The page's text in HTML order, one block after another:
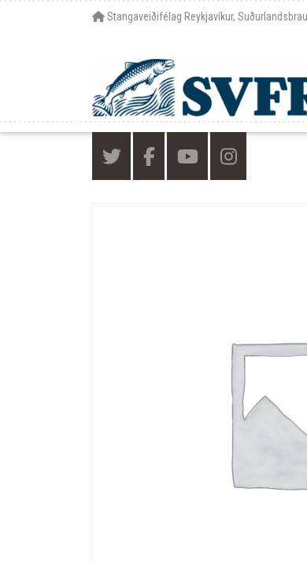
Stangaveiðifélag Reykjavíkur,